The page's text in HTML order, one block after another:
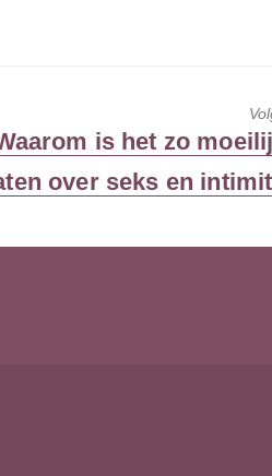
is het zo
over seks en